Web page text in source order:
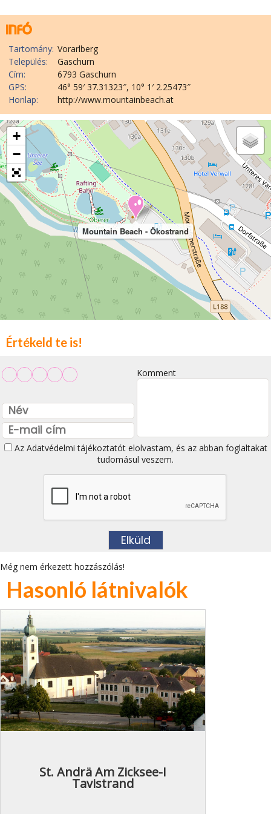
Tartomány: Vorarlberg
Település:
Gaschurn
Cím:
6793 Gaschurn
GPS:
46° 59′ 37.31323″, 10° 1′ 2.25473″
Honlap:
http://www.mountainbeach.at
Mountain Beach - Ökostrand
+
−
Értékeld te is!
Komment
Az Adatvédelmi tájékoztatótelolvastam, és az abban foglaltakat
tudomásul veszem.
Még nem érkezett hozzászólás!
Hasonló látnivalók
St. Andrä Am Zicksee-I
Tavistrand